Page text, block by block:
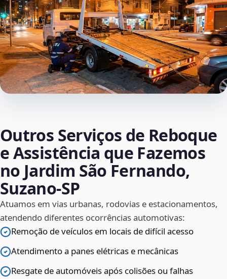
Outros Serviços de Reboque
e Assistência que Fazemos
no Jardim São Fernando,
Suzano‑SP
Atuamos em vias urbanas, rodovias e estacionamentos,
atendendo diferentes ocorrências automotivas:
Remoção de veículos em locais de difícil acesso
Atendimento a panes elétricas e mecânicas
Resgate de automóveis após colisões ou falhas